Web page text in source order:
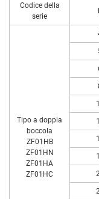
Codice della
serie
Tipo a doppia
boccola
ZF01HB
ZF01HN
ZF01HA
ZF01HC